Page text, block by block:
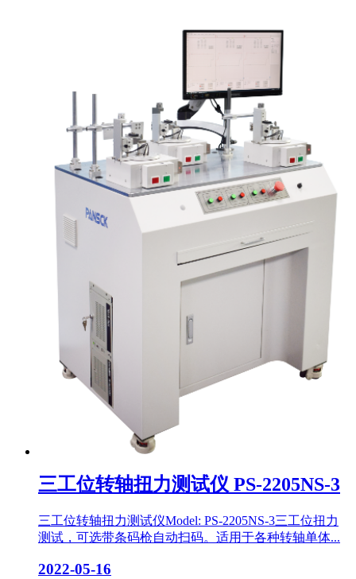
三工位转轴扭力测试仪 PS-2205NS-3
三工位转轴扭力测试仪Model: PS-2205NS-3三工位扭力
测试，可选带条码枪自动扫码。适用于各种转轴单体...
2022-05-16